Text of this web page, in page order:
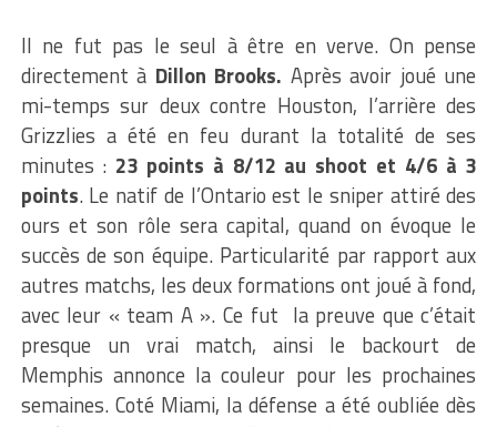
Il ne fut pas le seul à être en verve. On pense
directement à Dillon Brooks. Après avoir joué une
mi-temps sur deux contre Houston, l’arrière des
Grizzlies a été en feu durant la totalité de ses
minutes : 23 points à 8/12 au shoot et 4/6 à 3
points. Le natif de l’Ontario est le sniper attiré des
ours et son rôle sera capital, quand on évoque le
succès de son équipe. Particularité par rapport aux
autres matchs, les deux formations ont joué à fond,
avec leur « team A ». Ce fut la preuve que c’était
presque un vrai match, ainsi le backourt de
Memphis annonce la couleur pour les prochaines
semaines. Coté Miami, la défense a été oubliée dès